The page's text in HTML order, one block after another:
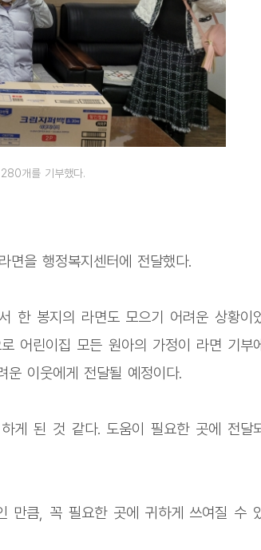
개를 기부했다.
면을 행정복지센터에 전달했다.
한 봉지의 라면도 모으기 어려운 상황이
어린이집 모든 원아의 가정이 라면 기부에
이웃에게 전달될 예정이다.
게 된 것 같다. 도움이 필요한 곳에 전달
만큼, 꼭 필요한 곳에 귀하게 쓰여질 수